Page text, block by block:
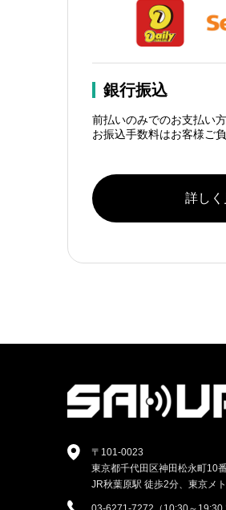
銀行振込
前払いのみでのお支払い
お振込手数料はお客様ご
詳しく
〒101-0023
東京都千代田区神田松永町10
JR秋葉原駅 徒歩2分、東京メ